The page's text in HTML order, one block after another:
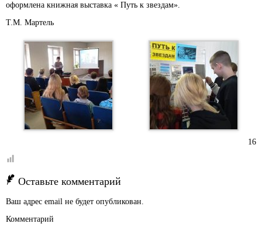
оформлена книжная выставка « Путь к звездам».
Т.М. Мартель
16
Оставьте комментарий
Ваш адрес email не будет опубликован.
Комментарий